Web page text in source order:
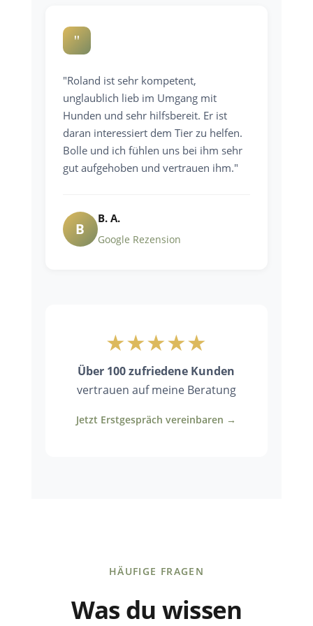
"
"Roland ist sehr kompetent,
unglaublich lieb im Umgang mit
Hunden und sehr hilfsbereit. Er ist
daran interessiert dem Tier zu helfen.
Bolle und ich fühlen uns bei ihm sehr
gut aufgehoben und vertrauen ihm."
B
B. A.
Google Rezension
★★★★★
Über 100 zufriedene Kunden
vertrauen auf meine Beratung
Jetzt Erstgespräch vereinbaren →
HÄUFIGE FRAGEN
Was du wissen